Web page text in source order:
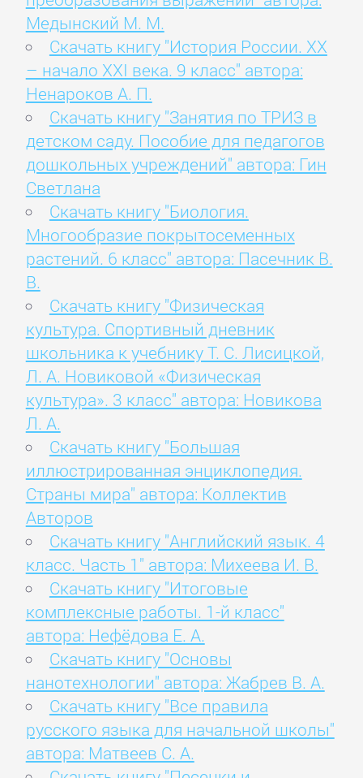
Медынский М. М.
Скачать книгу "История России. ХХ
– начало XXI века. 9 класс" автора:
Ненароков А. П.
Скачать книгу "Занятия по ТРИЗ в
детском саду. Пособие для педагогов
дошкольных учреждений" автора: Гин
Светлана
Скачать книгу "Биология.
Многообразие покрытосеменных
растений. 6 класс" автора: Пасечник В.
В.
Скачать книгу "Физическая
культура. Спортивный дневник
школьника к учебнику Т. С. Лисицкой,
Л. А. Новиковой «Физическая
культура». 3 класс" автора: Новикова
Л. А.
Скачать книгу "Большая
иллюстрированная энциклопедия.
Страны мира" автора: Коллектив
Авторов
Скачать книгу "Английский язык. 4
класс. Часть 1" автора: Михеева И. В.
Скачать книгу "Итоговые
комплексные работы. 1-й класс"
автора: Нефёдова Е. А.
Скачать книгу "Основы
нанотехнологии" автора: Жабрев В. А.
Скачать книгу "Все правила
русского языка для начальной школы"
автора: Матвеев С. А.